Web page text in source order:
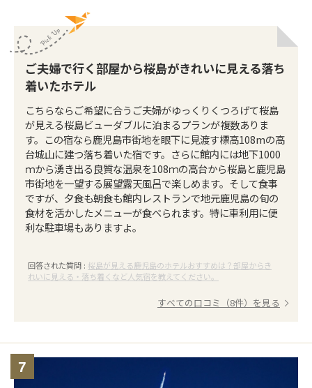
ご夫婦で行く部屋から桜島がきれいに見える落ち
着いたホテル
こちらならご希望に合うご夫婦がゆっくりくつろげて桜島
が見える桜島ビューダブルに泊まるプランが複数ありま
す。この宿なら鹿児島市街地を眼下に見渡す標高108mの高
台城山に建つ落ち着いた宿です。さらに館内には地下1000
ｍから湧き出る良質な温泉を108ｍの高台から桜島と鹿児島
市街地を一望する展望露天風呂で楽しめます。そして食事
ですが、夕食も朝食も館内レストランで地元鹿児島の旬の
食材を活かしたメニューが食べられます。特に車利用に便
利な駐車場もありますよ。
回答された質問 : 桜島が見える鹿児島のホテルおすすめは？部屋からき
れいに見える・落ち着くなど人気宿を教えてください。
すべての口コミ（8件）を見る
7